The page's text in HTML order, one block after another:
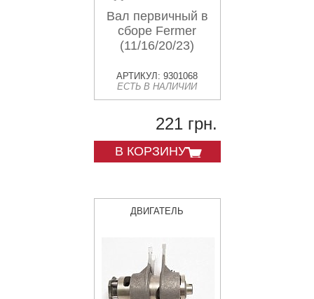
Вал первичный в
сборе Fermer
(11/16/20/23)
АРТИКУЛ: 9301068
ЕСТЬ В НАЛИЧИИ
221 грн.
В КОРЗИНУ
ДВИГАТЕЛЬ